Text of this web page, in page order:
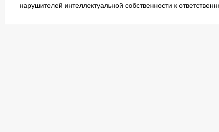
нарушителей интеллектуальной собственности к